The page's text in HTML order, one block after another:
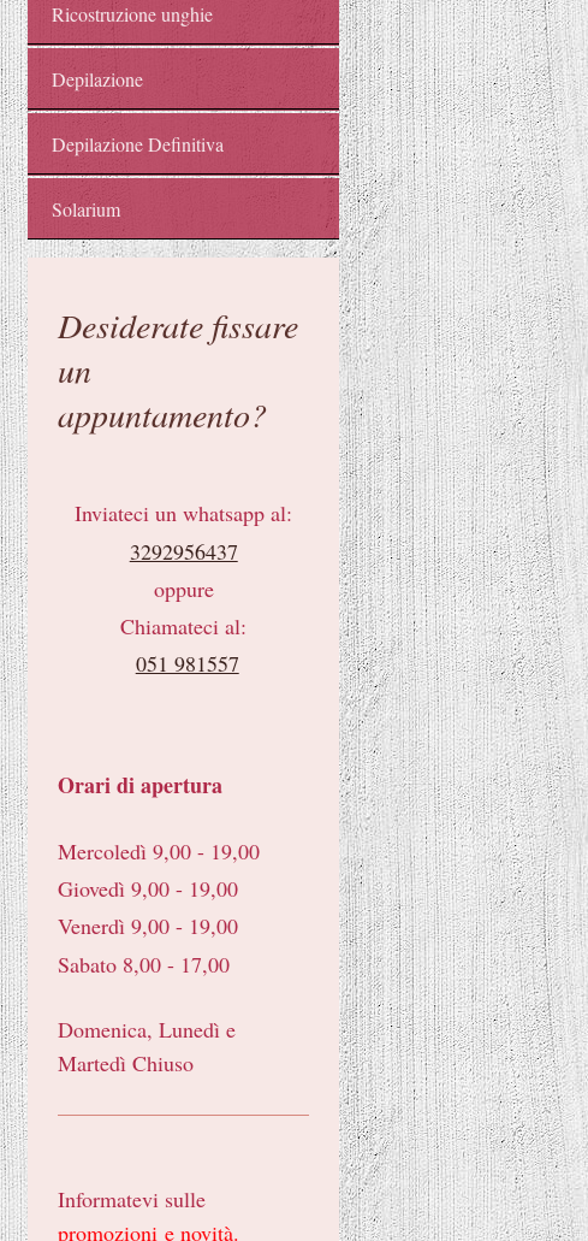
Ricostruzione unghie
Depilazione
Depilazione Definitiva
Solarium
Desiderate fissare
un
appuntamento?
Inviateci un whatsapp al:
3292956437
oppure
Chiamateci al:
051 981557
Orari di apertura
Mercoledì 9,00 - 19,00
Giovedì 9,00 - 19,00
Venerdì 9,00 - 19,00
Sabato 8,00 - 17,00
Domenica, Lunedì e
Martedì Chiuso
Informatevi sulle
promozioni e novità.